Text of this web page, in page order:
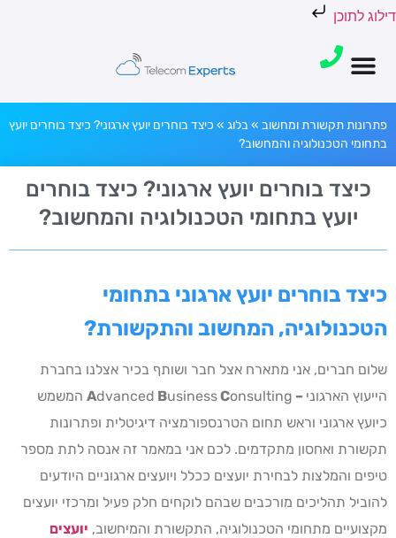
דילוג לתוכן
פתרונות תקשורת ומחשוב »בלוג » כיצד בוחרים יועץ ארגוני? כיצד בוחרים יועץ
בתחומי הטכנולוגיה והמחשוב?
כיצד בוחרים יועץ ארגוני? כיצד בוחרים
יועץ בתחומי הטכנולוגיה והמחשוב?
כיצד בוחרים יועץ ארגוני בתחומי
הטכנולוגיה, המחשוב והתקשורת?
שלום חברים, אני מתארח אצל חבר ושותף בכיר אצלנו בחברת
הייעוץ הארגוני –
Advanced BusinessC
onsulting המשמש
כיועץ ארגוני וראש תחום הטרנספורמציה דיגיטלית ופתרונות
תקשורת ואחסון מתקדמים. לכם אני במאמר זה אנסה לתת מספר
טיפים והמלצות לבחירת יועצים ככלל ויועצים ארגוניים היודעים
להוביל תהליכים מורכבים שבהם לוקחים חלק פעיל ומרכזי יועצים
מקצועיים מתחומי הטכנולוגיה, התקשורת והמיחשוב, יועצים